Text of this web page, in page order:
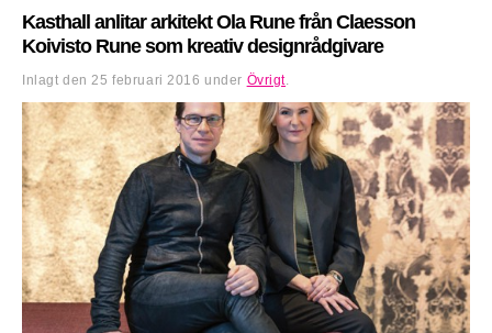
Kasthall anlitar arkitekt Ola Rune från Claesson
Koivisto Rune som kreativ designrådgivare
Inlagt den 25 februari 2016 under Övrigt